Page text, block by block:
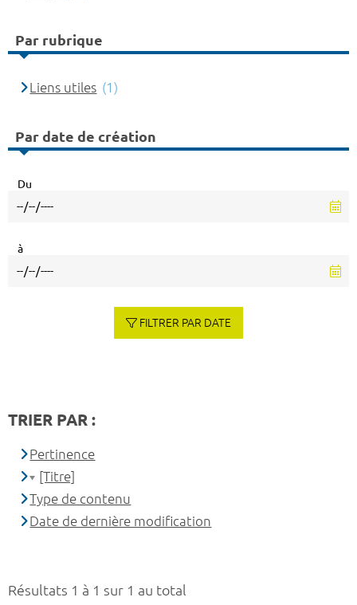
Résultats 1 à 1 sur 1 au total
Par rubrique
Liens utiles (1)
Par date de création
Du
à
FILTRER PAR DATE
TRIER PAR :
Pertinence
[Titre]
Type de contenu
Date de dernière modification